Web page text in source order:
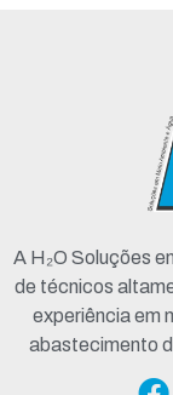
A H₂O Soluções
de técnicos
experiência em
abastecimento